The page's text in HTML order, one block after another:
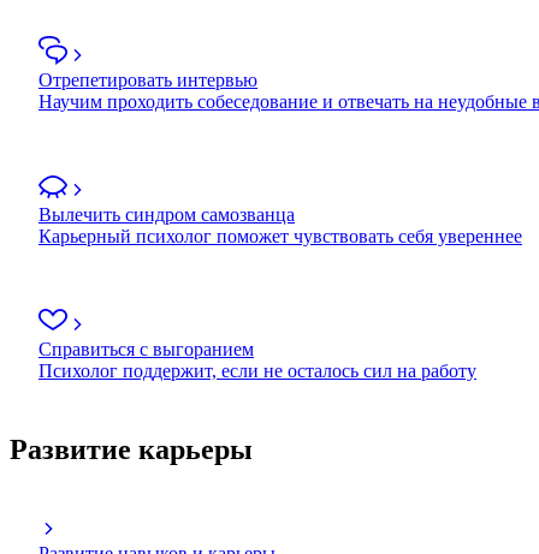
Отрепетировать интервью
Научим проходить собеседование и отвечать на неудобные
Вылечить синдром самозванца
Карьерный психолог поможет чувствовать себя увереннее
Справиться с выгоранием
Психолог поддержит, если не осталось сил на работу
Развитие карьеры